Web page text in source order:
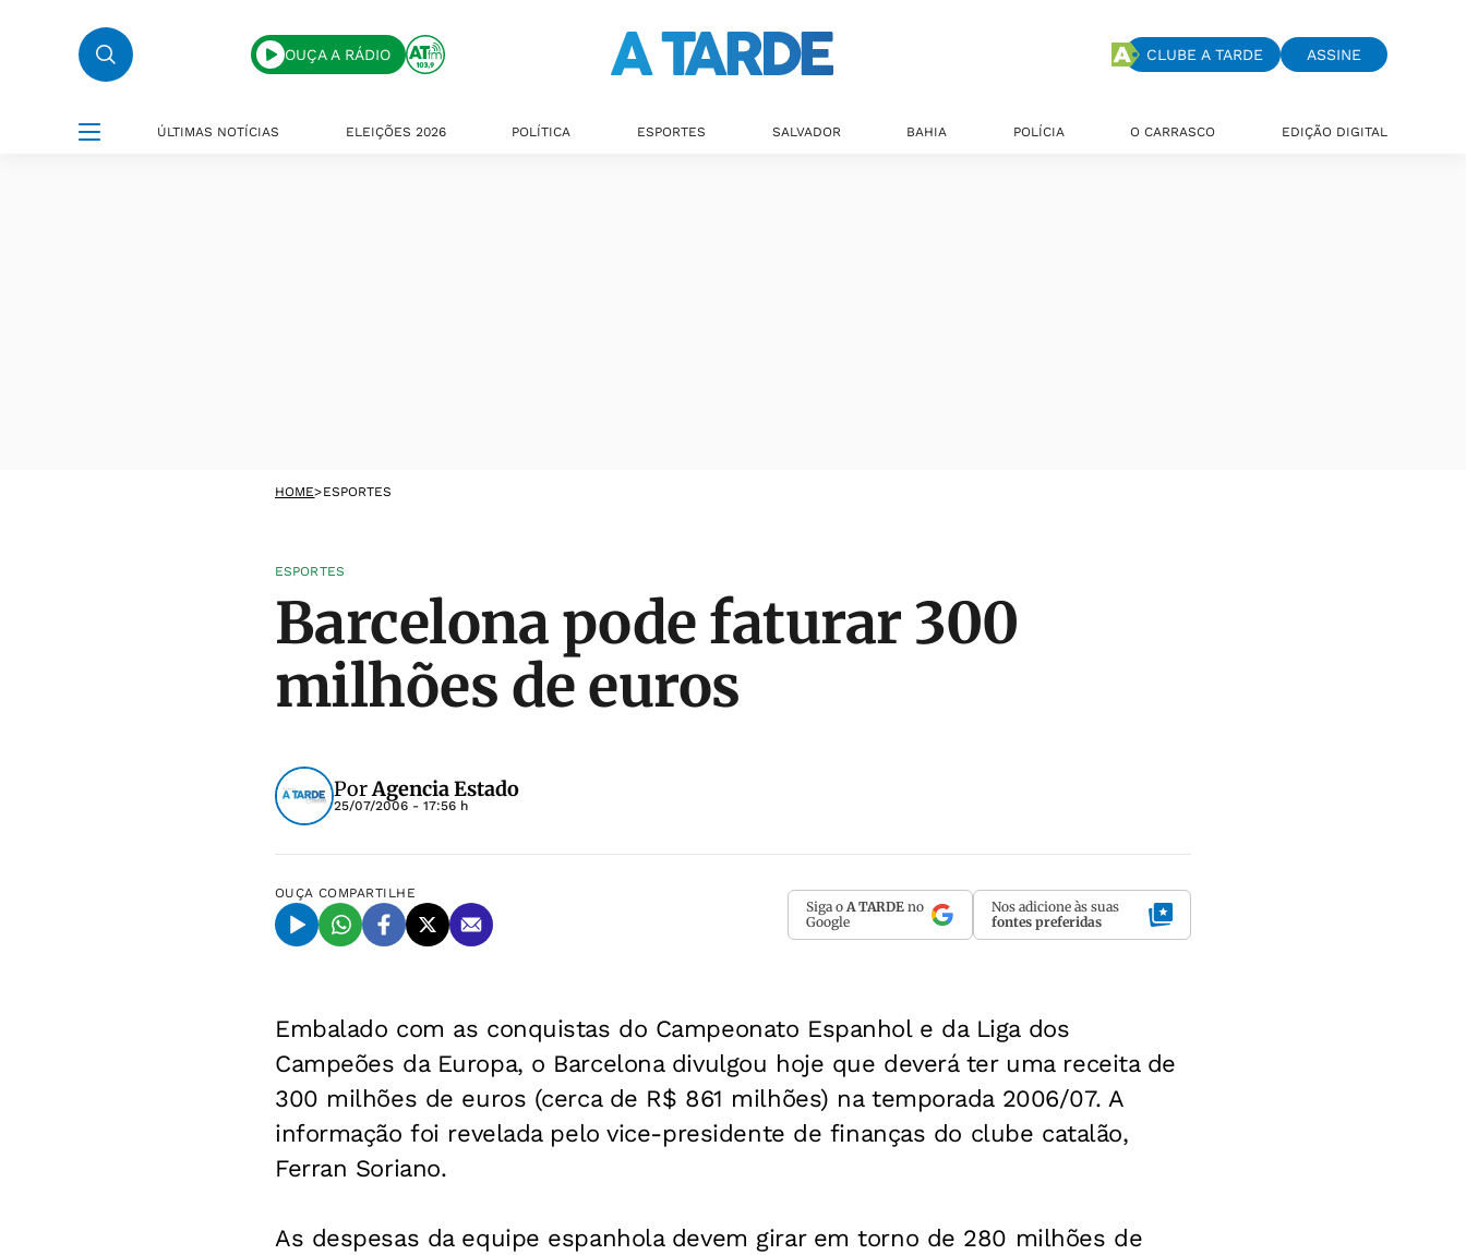
OUÇA A RÁDIO CLUBE A TARDE ASSINE
ÚLTIMAS NOTÍCIAS ELEIÇÕES 2026 POLÍTICA ESPORTES SALVADOR BAHIA POLÍCIA O CARRASCO EDIÇÃO DIGITAL
HOME>ESPORTES
ESPORTES
Barcelona pode faturar 300
milhões de euros
PorAgencia Estado
25/07/2006 - 17:56 h
OUÇA COMPARTILHE
Siga o A TARDE no
Google
Nos adicione às suas
fontes preferidas
Embalado com as conquistas do Campeonato Espanhol e da Liga dos
Campeões da Europa, o Barcelona divulgou hoje que deverá ter uma receita de
300 milhões de euros (cerca de R$ 861 milhões) na temporada 2006/07. A
informação foi revelada pelo vice-presidente de finanças do clube catalão,
Ferran Soriano.
As despesas da equipe espanhola devem girar em torno de 280 milhões de